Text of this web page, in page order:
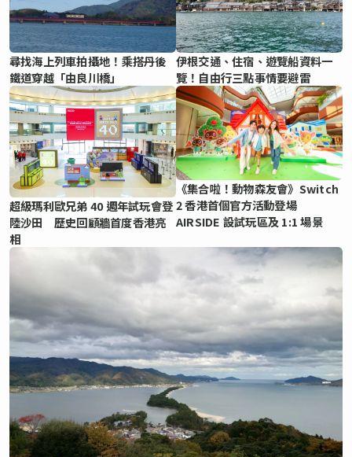
尋找海上列車拍攝地！乘搭丹後
鐵道穿越「由良川橋」
伊根交通、住宿、遊覽船資料一
覽！自由行三點事情要避雷
超級瑪利歐兄弟 40 週年試玩會登
陸沙田 歷史回顧牆首度香港亮
相
《集合啦！動物森友會》Switch
2 香港首個官方活動登場
AIRSIDE 設試玩區及 1:1 場景